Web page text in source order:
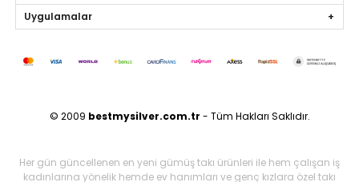
Uygulamalar
© 2009 bestmysilver.com.tr - Tüm Hakları Saklıdır.
Her gün güncellenen en yeni gümüş takı ürünleri ile hem çalışan iş
kadınlarına yönelik hemde ev hanımları ve genç kızlara özel takı